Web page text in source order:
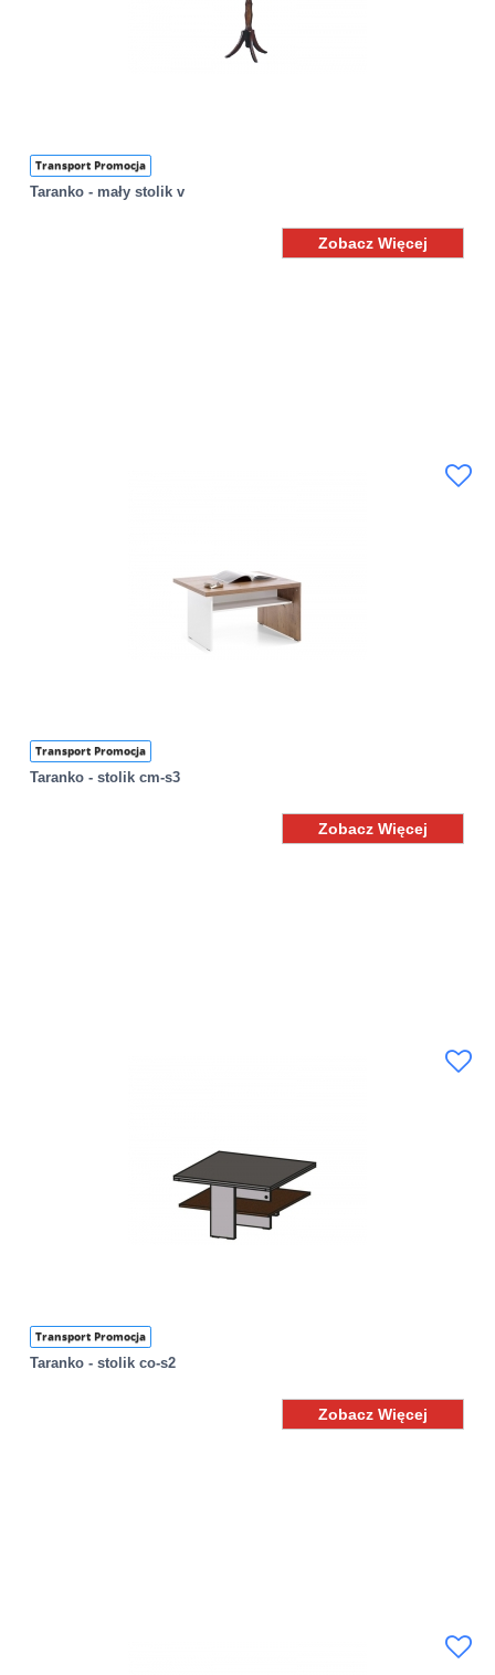
Transport Promocja
Taranko - mały stolik v
Zobacz Więcej
Transport Promocja
Taranko - stolik cm-s3
Zobacz Więcej
Transport Promocja
Taranko - stolik co-s2
Zobacz Więcej